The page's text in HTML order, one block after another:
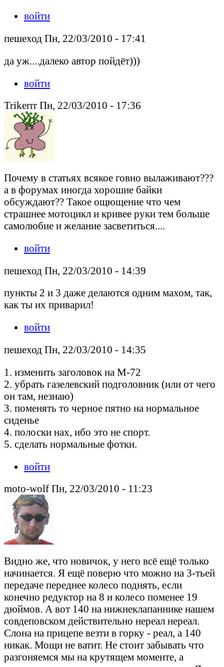
войти
пешеход Пн, 22/03/2010 - 17:41
да уж....далеко автор пойдёт)))
войти
Trikerrr Пн, 22/03/2010 - 17:36
Почему в статьях всякое говно вылаживают???
а в форумах иногда хорошие байки
обсуждают?? Такое ощющение что чем
страшнее мотоцикл и кривее руки тем больше
самолюбие и желание засветиться....
войти
пешеход Пн, 22/03/2010 - 14:39
пункты 2 и 3 даже делаются одним махом, так,
как ты их приварил!
войти
пешеход Пн, 22/03/2010 - 14:35
1. изменить заголовок на М-72
2. убрать газелевский подголовник (или от чего
он там, незнаю)
3. поменять то черное пятно на нормальное
сиденье
4. полоски нах, ибо это не спорт.
5. сделать нормальные фотки.
войти
moto-wolf Пн, 22/03/2010 - 11:23
Видно же, что новичок, у него всё ещё только
начинается. Я ещё поверю что можно на 3-тьей
передаче переднее колесо поднять, если
конечно редуктор на 8 и колесо поменее 19
дюймов. А вот 140 на нижнеклапаннике нашем
совдеповском действительно нереал нереал.
Слона на прицепе везти в горку - реал, а 140
никак. Мощи не ватит. Не стоит забывать что
разгоняемся мы на крутящем моменте, а